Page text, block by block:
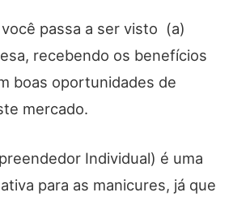
passa a ser visto (a)
recebendo os benefícios
boas oportunidades de
mercado.
Individual) é uma
para as manicures, já que